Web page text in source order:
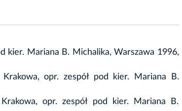
kier. Mariana B. Michalika, Warszawa 1996,
opr. zespół pod kier. Mariana B.
opr. zespół pod kier. Mariana B.